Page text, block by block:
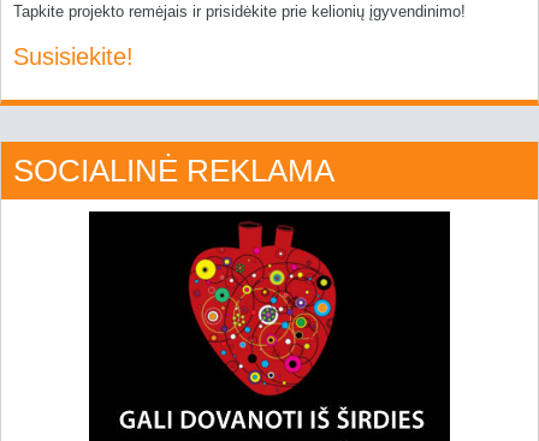
Tapkite projekto remėjais ir prisidėkite prie kelionių įgyvendinimo!
Susisiekite!
SOCIALINĖ REKLAMA